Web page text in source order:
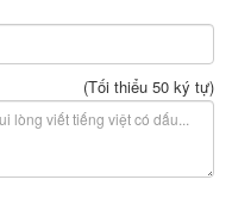
(Tối thiểu 50 ký tự)